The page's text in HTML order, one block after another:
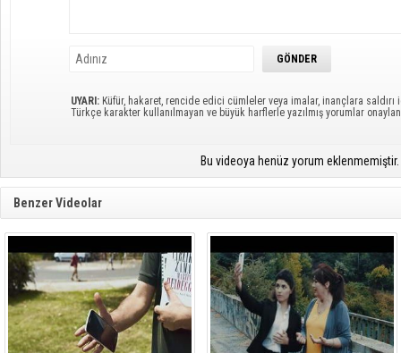
UYARI: Küfür, hakaret, rencide edici cümleler veya imalar, inançlara saldırı
Türkçe karakter kullanılmayan ve büyük harflerle yazılmış yorumlar
Bu videoya henüz yorum eklenmemiştir.
Benzer Videolar